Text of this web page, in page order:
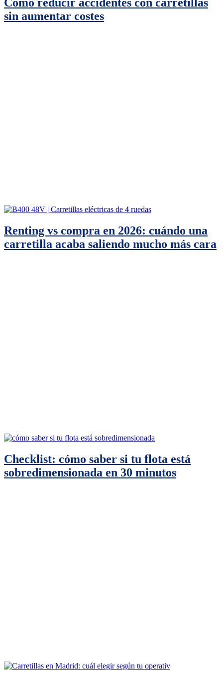
sin aumentar costes
Renting vs compra en 2026: cuándo una
carretilla acaba saliendo mucho más cara
Checklist: cómo saber si tu flota está
sobredimensionada en 30 minutos